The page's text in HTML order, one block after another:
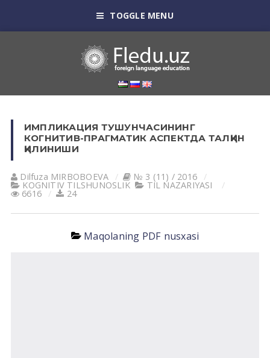
TOGGLE MENU
ИМПЛИКАЦИЯ ТУШУНЧАСИНИНГ
КОГНИТИВ-ПРАГМАТИК АСПЕКТДА ТАЛҚИН
ҚИЛИНИШИ
Dilfuza MIRBOBOEVА № 3 (11) / 2016
KOGNITIV TILSHUNOSLIK TIL NАZАRIYASI
6616 24
Maqolaning PDF nusxasi